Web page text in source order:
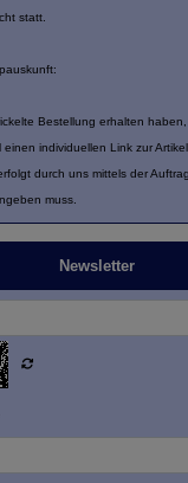
statt.
Bestellung erhalten
individuellen Link zur
durch uns mittels der
muss.
Newsletter